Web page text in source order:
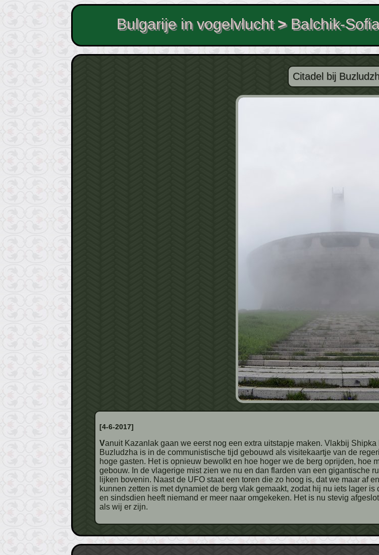
Bulgarije in vogelvlucht> Balchik-
Citadel bij
[4-6-2017]
Vanuit Kazanlak gaan we eerst nog een extra uitstapje maken. Vlakbij Shipka ligt bovenop een berg de ‘citadel’. De citadel op de berg
Buzludzha is in de communistische tijd gebouwd als visitekaartje van de
hoge gasten. Het is opnieuw bewolkt en hoe hoger we de berg oprijden, hoe
gebouw. In de vlagerige mist zien we nu en dan flarden van een gigantische
lijken bovenin. Naast de UFO staat een toren die zo hoog is, dat we maar af
kunnen zetten is met dynamiet de berg vlak gemaakt, zodat hij nu iets lager
en sindsdien heeft niemand er meer naar omgekeken. Het is nu stevig
als wij er zijn.